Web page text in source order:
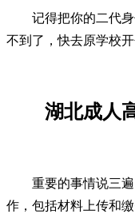
记得把你的二代
不到了，快去原学校
湖北成人
重要的事情说三
作，包括材料上传和缴